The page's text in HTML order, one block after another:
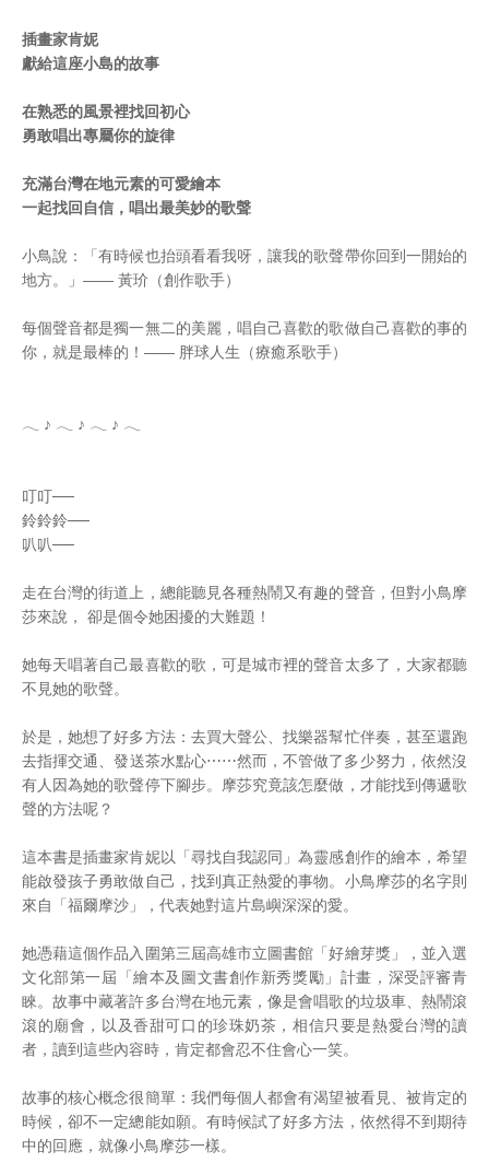
插畫家肯妮
獻給這座小島的故事
在熟悉的風景裡找回初心
勇敢唱出專屬你的旋律
充滿台灣在地元素的可愛繪本
一起找回自信，唱出最美妙的歌聲
小鳥說：「有時候也抬頭看看我呀，讓我的歌聲帶你回到一開始的
地方。」—— 黃玠（創作歌手）
每個聲音都是獨一無二的美麗，唱自己喜歡的歌做自己喜歡的事的
你，就是最棒的！—— 胖球人生（療癒系歌手）
𓂃 ♪ 𓂃 ♪ 𓂃 ♪ 𓂃
叮叮──
鈴鈴鈴──
叭叭──
走在台灣的街道上，總能聽見各種熱鬧又有趣的聲音，但對小鳥摩
莎來說， 卻是個令她困擾的大難題！
她每天唱著自己最喜歡的歌，可是城市裡的聲音太多了，大家都聽
不見她的歌聲。
於是，她想了好多方法：去買大聲公、找樂器幫忙伴奏，甚至還跑
去指揮交通、發送茶水點心⋯⋯然而，不管做了多少努力，依然沒
有人因為她的歌聲停下腳步。摩莎究竟該怎麼做，才能找到傳遞歌
聲的方法呢？
這本書是插畫家肯妮以「尋找自我認同」為靈感創作的繪本，希望
能啟發孩子勇敢做自己，找到真正熱愛的事物。小鳥摩莎的名字則
來自「福爾摩沙」，代表她對這片島嶼深深的愛。
她憑藉這個作品入圍第三屆高雄市立圖書館「好繪芽獎」，並入選
文化部第一屆「繪本及圖文書創作新秀獎勵」計畫，深受評審青
睞。故事中藏著許多台灣在地元素，像是會唱歌的垃圾車、熱鬧滾
滾的廟會，以及香甜可口的珍珠奶茶，相信只要是熱愛台灣的讀
者，讀到這些內容時，肯定都會忍不住會心一笑。
故事的核心概念很簡單：我們每個人都會有渴望被看見、被肯定的
時候，卻不一定總能如願。有時候試了好多方法，依然得不到期待
中的回應，就像小鳥摩莎一樣。